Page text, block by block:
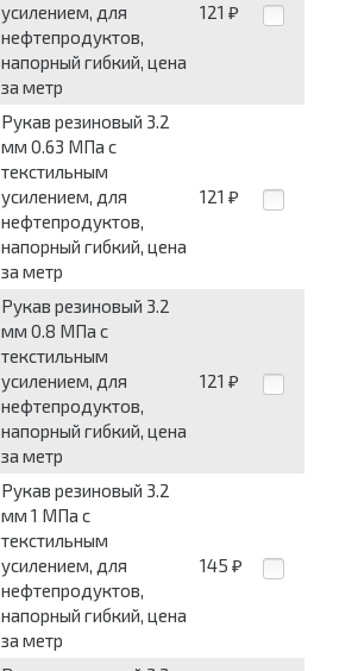
усилением, для
нефтепродуктов,
напорный гибкий, цена
за метр
121 ₽
Рукав резиновый 3.2
мм 0.63 МПа с
текстильным
усилением, для
нефтепродуктов,
напорный гибкий, цена
за метр
121 ₽
Рукав резиновый 3.2
мм 0.8 МПа с
текстильным
усилением, для
нефтепродуктов,
напорный гибкий, цена
за метр
121 ₽
Рукав резиновый 3.2
мм 1 МПа с
текстильным
усилением, для
нефтепродуктов,
напорный гибкий, цена
за метр
145 ₽